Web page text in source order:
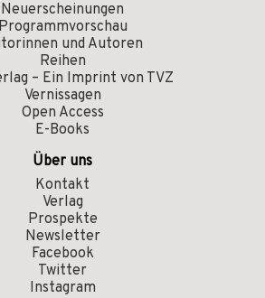
Neuerscheinungen
Programmvorschau
und Autoren
Reihen
– Ein Imprint von TVZ
Vernissagen
Open Access
E-Books
Über uns
Kontakt
Verlag
Prospekte
Newsletter
Facebook
Twitter
Instagram